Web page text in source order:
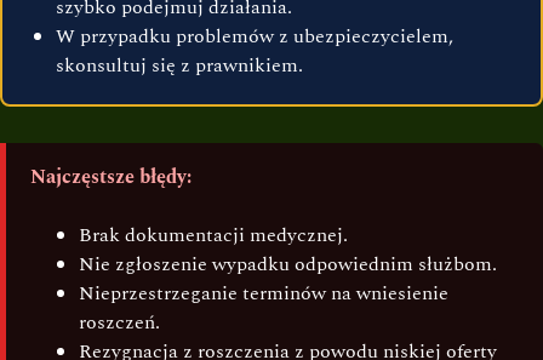
szybko podejmuj działania.
W przypadku problemów z ubezpieczycielem,
skonsultuj się z prawnikiem.
Najczęstsze błędy:
Brak dokumentacji medycznej.
Nie zgłoszenie wypadku odpowiednim służbom.
Nieprzestrzeganie terminów na wniesienie
roszczeń.
Rezygnacja z roszczenia z powodu niskiej oferty